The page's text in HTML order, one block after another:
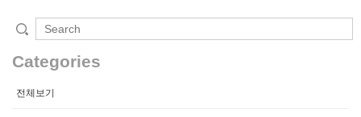
Categories
전체보기